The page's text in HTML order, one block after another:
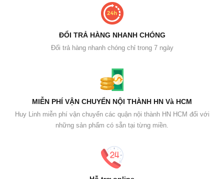
ĐỔI TRẢ HÀNG NHANH CHÓNG
Đổi trả hàng nhanh chóng chỉ trong 7 ngày
MIỄN PHÍ VẬN CHUYỂN NỘI THÀNH HN Và HCM
Huy Linh miễn phí vận chuyển các quận nội thành HN HCM đối với
những sản phẩm có sẵn tại từng miền.